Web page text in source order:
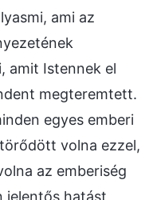
ami az
amit Istennek el
megteremtett.
egyes emberi
volna ezzel,
az emberiség
jelentős hatást